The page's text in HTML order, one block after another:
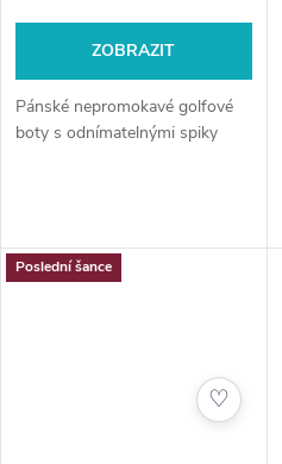
ZOBRAZIT
Pánské nepromokavé golfové
boty s odnímatelnými spiky
Poslední šance
♡